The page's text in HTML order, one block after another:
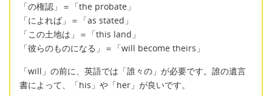
「の権認」＝「the probate」
「によれば」＝「as stated」
「この土地は」＝「this land」
「彼らのものになる」＝「will become theirs」
「will」の前に、英語では「誰々の」が必要です。誰の遺言
書によって、「his」や「her」が良いです。